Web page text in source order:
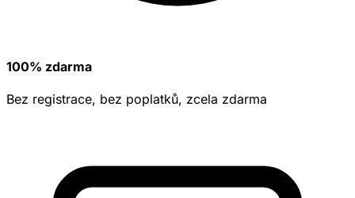
100% zdarma
Bez registrace, bez poplatků, zcela zdarma